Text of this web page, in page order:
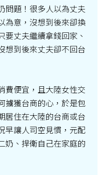
問題！很多人以為丈夫
為意，沒想到後來卻換
要丈夫繼續拿錢回家、
想到後來丈夫卻不回台
費便宜，且大陸女性交
擄獲台商的心，於是包
居住在大陸的台商或台
早讓人司空見慣，元配
奶、捍衛自己在家庭的